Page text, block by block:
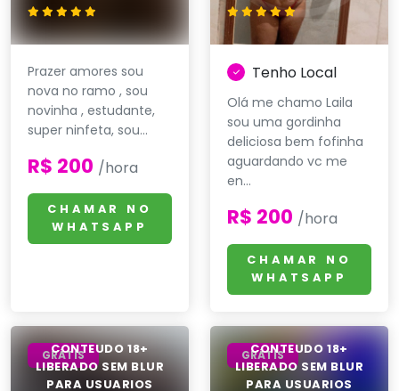
Prazer amores sou
nova no ramo , sou
novinha , estudante,
super ninfeta, sou...
R$ 200 /hora
CHAMAR NO
WHATSAPP
Tenho Local
Olá me chamo Laila
sou uma gordinha
deliciosa bem fofinha
aguardando vc me
en...
R$ 200 /hora
CHAMAR NO
WHATSAPP
GRÁTIS GRÁTIS